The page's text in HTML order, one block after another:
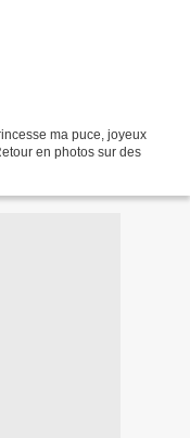
ma puce, joyeux
en photos sur des